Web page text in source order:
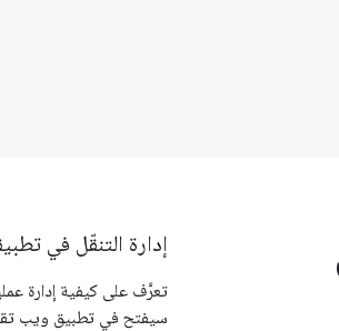
إدارة التنقّل في
تعرَّف على كيفية إدارة
سيفتح في تطبيق ويب